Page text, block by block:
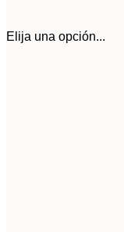
Elija una opción...